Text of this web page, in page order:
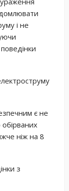
і не
є не
ніж на 8
з